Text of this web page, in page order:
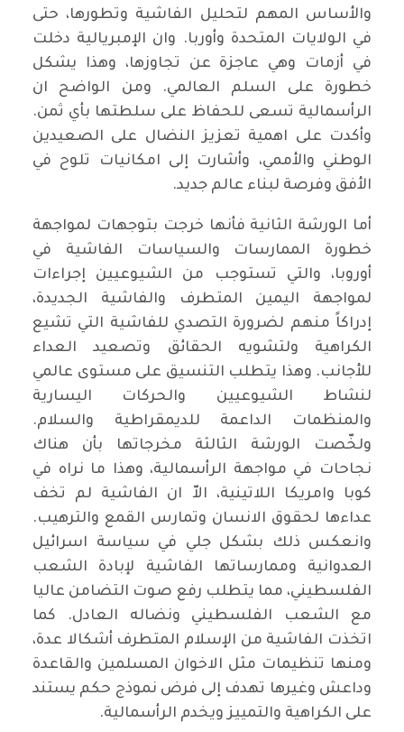
والأساس المهم لتحليل الفاشية وتطورها، حتى
في الولايات المتحدة وأوربا. وان الإمبريالية دخلت
في أزمات وهي عاجزة عن تجاوزها، وهذا يشكل
خطورة على السلم العالمي. ومن الواضح ان
الرأسمالية تسعى للحفاظ على سلطتها بأي ثمن.
وأكدت على اهمية تعزيز النضال على الصعيدين
الوطني والأممي، وأشارت إلى امكانيات تلوح في
الأفق وفرصة لبناء عالم جديد.
أما الورشة الثانية فأنها خرجت بتوجهات لمواجهة
خطورة الممارسات والسياسات الفاشية في
أوروبا، والتي تستوجب من الشيوعيين إجراءات
لمواجهة اليمين المتطرف والفاشية الجديدة،
إدراكاً منهم لضرورة التصدي للفاشية التي تشيع
الكراهية ولتشويه الحقائق وتصعيد العداء
للأجانب. وهذا يتطلب التنسيق على مستوى عالمي
لنشاط الشيوعيين والحركات اليسارية
والمنظمات الداعمة للديمقراطية والسلام.
ولخّصت الورشة الثالثة مخرجاتها بأن هناك
نجاحات في مواجهة الرأسمالية، وهذا ما نراه في
كوبا وامريكا اللاتينية، الاّ ان الفاشية لم تخف
عداءها لحقوق الانسان وتمارس القمع والترهيب.
وانعكس ذلك بشكل جلي في سياسة اسرائيل
العدوانية وممارساتها الفاشية لإبادة الشعب
الفلسطيني، مما يتطلب رفع صوت التضامن عاليا
مع الشعب الفلسطيني ونضاله العادل. كما
اتخذت الفاشية من الإسلام المتطرف أشكالا عدة،
ومنها تنظيمات مثل الاخوان المسلمين والقاعدة
وداعش وغيرها تهدف إلى فرض نموذج حكم يستند
على الكراهية والتمييز ويخدم الرأسمالية.